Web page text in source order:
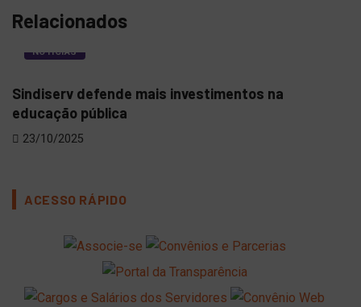
Relacionados
NOTÍCIAS
Sindiserv defende mais investimentos na
educação pública
23/10/2025
ACESSO RÁPIDO